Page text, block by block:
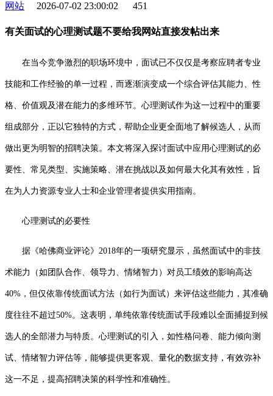
网站 2026-07-02 23:00:02 451
有关面试的心理测试题不要给我网站直接发帖出来
在当今竞争激烈的职场环境中，面试已不仅仅是考察应聘者专业
技能和工作经验的单一过程，而逐渐演变成一个综合评估其能力、性
格、价值观及潜在能力的多维环节。心理测试作为这一过程中的重要
组成部分，正以它独特的方式，帮助企业更全面地了解候选人，从而
做出更为明智的招聘决策。本文将深入探讨面试中应用心理测试的必
要性、常见类型、实施策略、潜在挑战以及如何最大化其有效性，旨
在为人力资源专业人士和企业管理者提供实用指南。
心理测试的必要性
据《哈佛商业评论》2018年的一项研究显示，虽然面试中的非技
术能力（如团队合作、领导力、情绪智力）对员工绩效的影响高达
40%，但仅依靠传统面试方法（如行为面试）来评估这些能力，其准确
度往往不超过50%。这表明，单纯依靠传统面试手段难以全面捕捉到候
选人的全部潜力与特质。心理测试的引入，如性格问卷、能力倾向测
试、情绪智力评估等，能够提供更客观、量化的数据支持，有效弥补
这一不足，提高招聘决策的科学性和准确性。